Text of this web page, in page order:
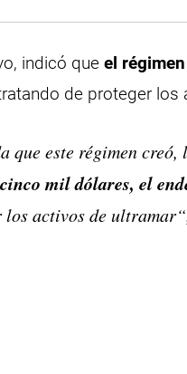
indicó queel
de proteger los
este régimen creó,
mil dólares, el
activos de